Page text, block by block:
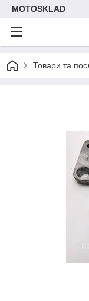
MOTOSKLAD
Товари та